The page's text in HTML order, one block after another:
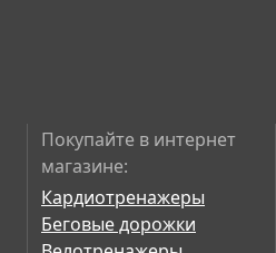
Покупайте в интернет
магазине:
Кардиотренажеры
Беговые дорожки